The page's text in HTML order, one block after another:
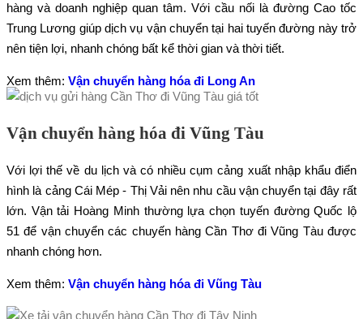
hàng và doanh nghiệp quan tâm. Với cầu nối là đường Cao tốc
Trung Lương giúp dịch vụ vận chuyển tại hai tuyến đường này trở
nên tiện lợi, nhanh chóng bất kể thời gian và thời tiết.
Xem thêm: Vận chuyển hàng hóa đi Long An
Vận chuyển hàng hóa đi Vũng Tàu
Với lợi thế về du lịch và có nhiều cụm cảng xuất nhập khẩu điển
hình là cảng Cái Mép - Thị Vải nên nhu cầu vận chuyển tại đây rất
lớn. Vận tải Hoàng Minh thường lựa chọn tuyến đường Quốc lộ
51 để vận chuyển các chuyến hàng Cần Thơ đi Vũng Tàu được
nhanh chóng hơn.
Xem thêm: Vận chuyển hàng hóa đi Vũng Tàu